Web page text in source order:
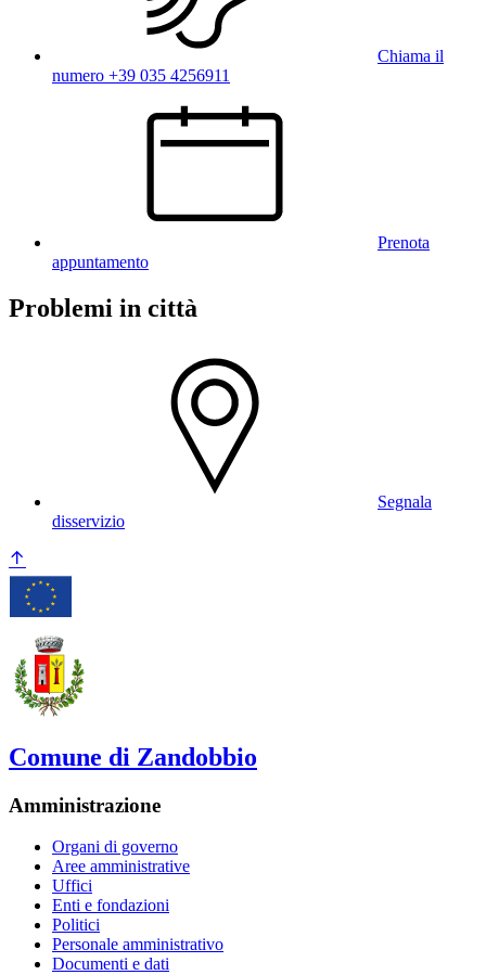
Chiama il
numero +39 035 4256911
Prenota
appuntamento
Problemi in città
Segnala
disservizio
Comune di Zandobbio
Amministrazione
Organi di governo
Aree amministrative
Uffici
Enti e fondazioni
Politici
Personale amministrativo
Documenti e dati